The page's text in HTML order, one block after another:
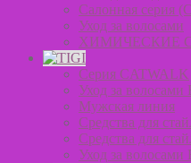
Салонная серия
Уход за волосами
ХИМИЧЕСКИЕ
Серия CATWALK
Уход за
Мужская линия
Средства для
Средства для
Уход за